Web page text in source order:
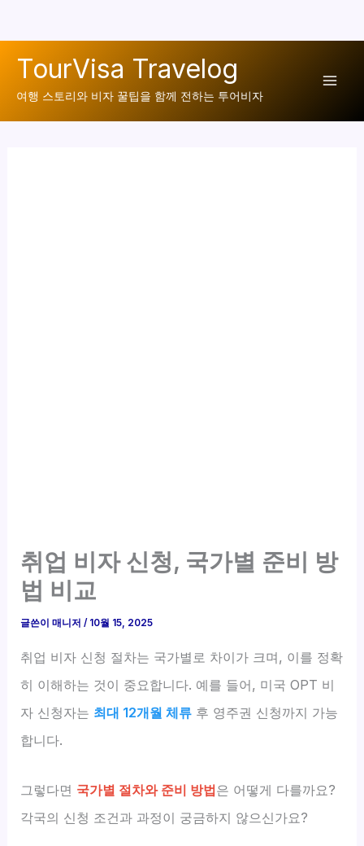
TourVisa Travelog
여행 스토리와 비자 꿀팁을 함께 전하는 투어비자
취업 비자 신청, 국가별 준비 방
법 비교
글쓴이매니저/ 10월 15, 2025
취업 비자 신청 절차는 국가별로 차이가 크며, 이를 정확
히 이해하는 것이 중요합니다. 예를 들어, 미국 OPT 비
자 신청자는 최대 12개월 체류 후 영주권 신청까지 가능
합니다.
그렇다면 국가별 절차와 준비 방법은 어떻게 다를까요?
각국의 신청 조건과 과정이 궁금하지 않으신가요?